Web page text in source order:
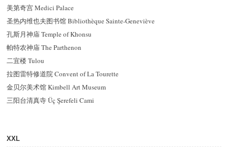
美第奇宫 Medici Palace
圣热内维也夫图书馆 Bibliothèque Sainte-Geneviève
孔斯月神庙 Temple of Khonsu
帕特农神庙 The Parthenon
二宜楼 Tulou
拉图雷特修道院 Convent of La Tourette
金贝尔美术馆 Kimbell Art Museum
三阳台清真寺 Üç Şerefeli Cami
XXL